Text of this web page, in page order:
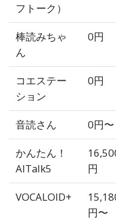
フトーク）
棒読みちゃ
ん
0円
コエステー
ション
0円
音読さん 0円〜
かんたん！
AITalk5
円
VOCALOID+
円〜